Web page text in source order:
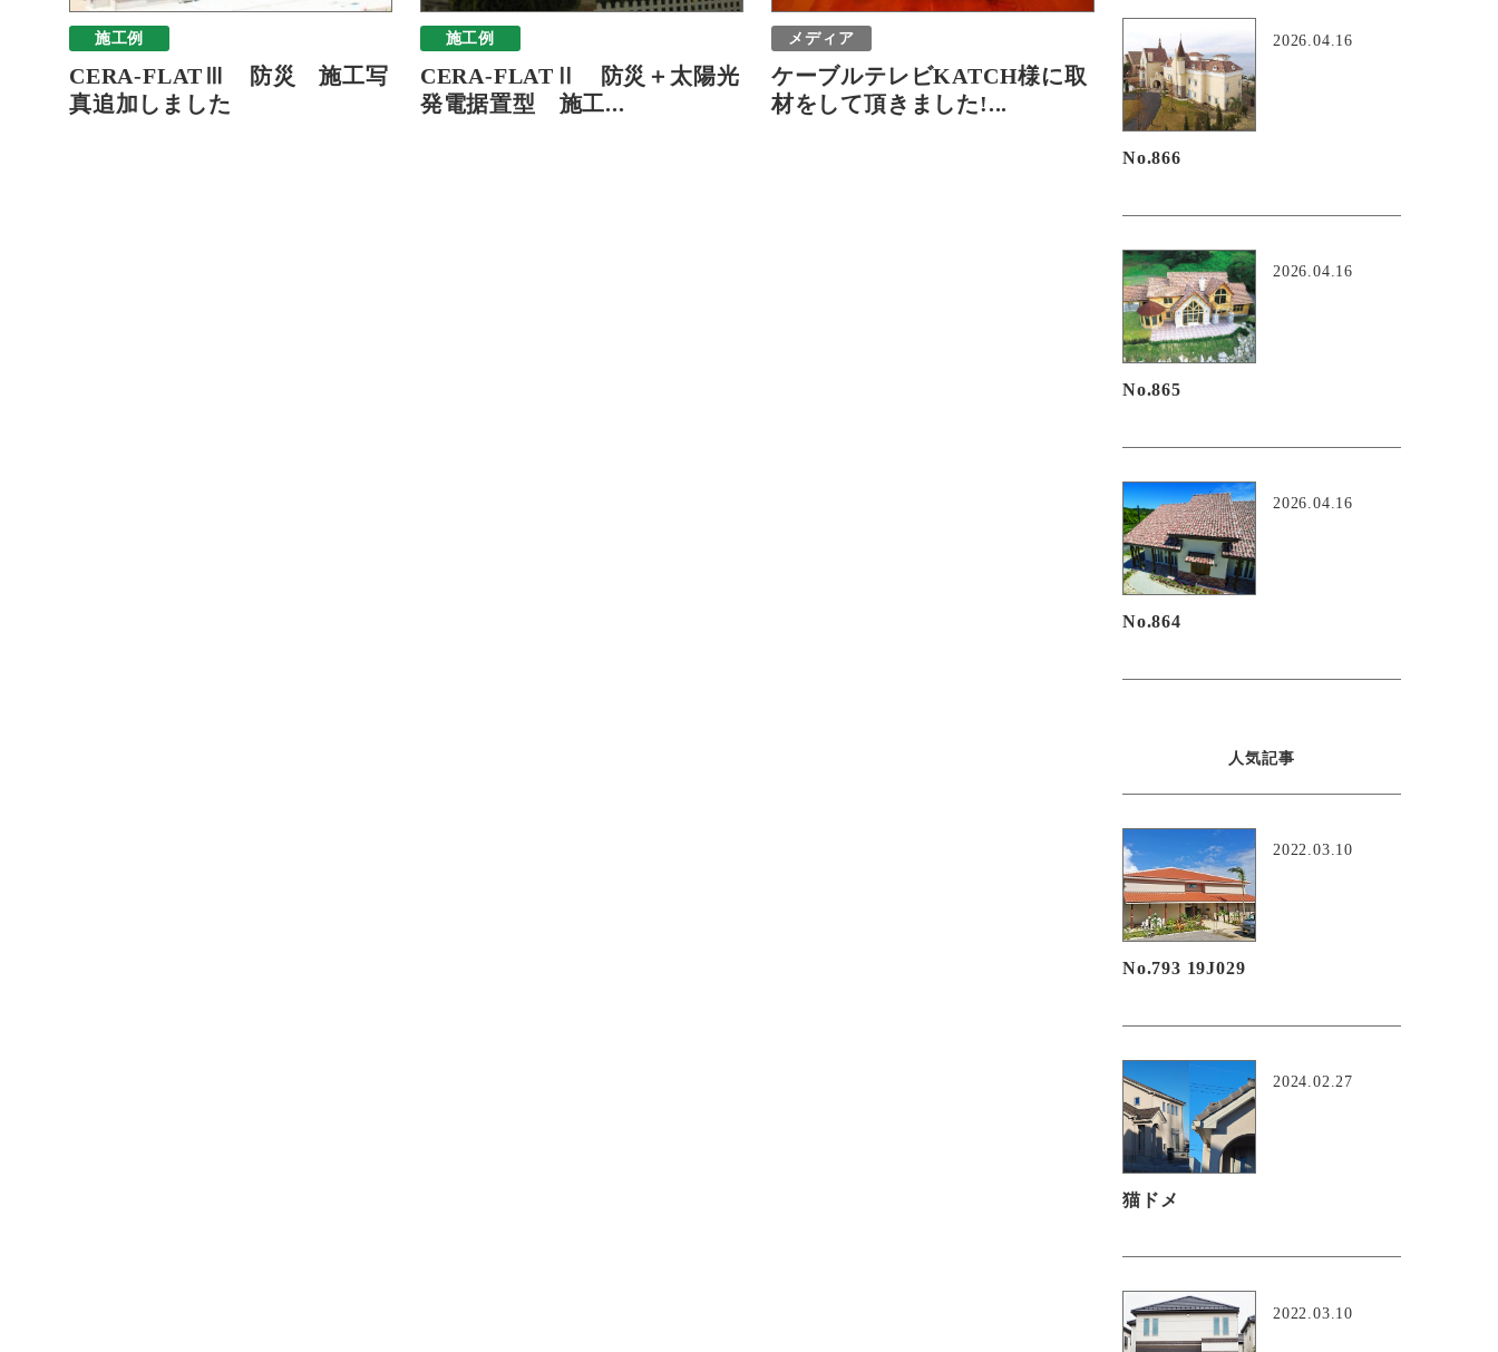
施工例
CERA-FLATⅢ 防災 施工写
真追加しました
施工例
CERA-FLATⅡ 防災＋太陽光
発電据置型 施工...
メディア
ケーブルテレビKATCH様に取
材をして頂きました!...
2026.04.16
No.866
2026.04.16
No.865
2026.04.16
No.864
人気記事
2022.03.10
No.793 19J029
2024.02.27
猫ドメ
2022.03.10